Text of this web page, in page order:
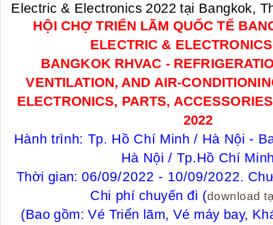
Electric & Electronics 2022 tại Bangkok,
HỘI CHỢ TRIỂN LÃM QUỐC TẾ
ELECTRIC &
BANGKOK RHVAC -
VENTILATION, AND AIR-
ELECTRONICS, PARTS,
2022
Hành trình: Tp. Hồ Chí Minh / Hà Nội -
Hà Nội / Tp.Hồ Chí
Thời gian:06/09/2022 - 10/09/2022.
Chi phí chuyến đi (download
(Bao gồm: Vé Triển lãm, Vé máy bay,